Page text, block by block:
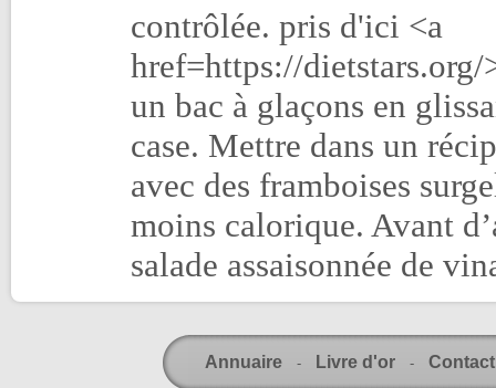
contrôlée. pris d'ici <a
href=https://dietstars.org/
un bac à glaçons en
case. Mettre dans un
avec des framboises
moins calorique. Avant
salade assaisonnée de
Annuaire - Livre d'or - Contact